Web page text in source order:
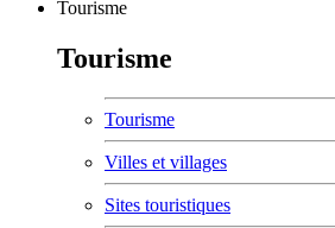
Tourisme
Tourisme
Tourisme
Villes et villages
Sites touristiques